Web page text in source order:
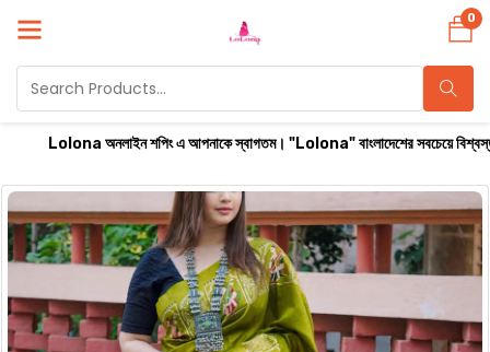
অনলাইন শপিং এ আপনাকে স্বাগতম। "Lolona" বাংলাদেশের সবচেয়ে বিশ্বস্ত অনলাইন শপ। সারা
0